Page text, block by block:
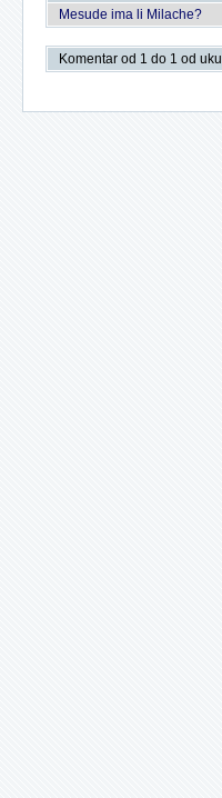
Mesude ima li Milache?
Komentar od 1 do 1 od